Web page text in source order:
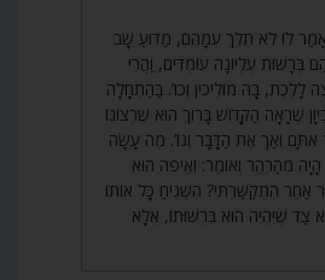
אָמַר לוֹ לֹא תֵלֵךְ עִמָּהֶם, מַדּוּעַ שָׁב
בְּרָשׁוּת עֶלְיוֹנָה עוֹמְדִים, וַהֲרֵי
לָלֶכֶת, בָּהּ מוֹלִיכִין וְכוּ’. בַּהַתְחָלָה
שֶׁרָאָה הַקָּדוֹשׁ בָּרוּךְ הוּא שֶׁרְצוֹנוֹ
וְאַךְ אֶת הַדָּבָר וְגוֹ’. מֶה עָשָׂה
מְהַרְהֵר וְאוֹמֵר: וְאֵיפֹה הוּא
אַחֵר הִתְקַשַּׁרְתִּי? הִשְׁגִּיחַ כָּל אוֹתוֹ
צַד שֶׁיִּהְיֶה הוּא בִּרְשׁוּתוֹ, אֶלָּא